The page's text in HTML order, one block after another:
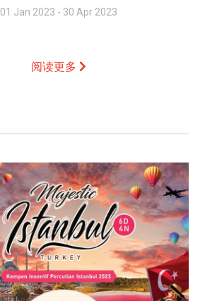
01 Jan 2023 - 30 Apr 2023
阅读更多